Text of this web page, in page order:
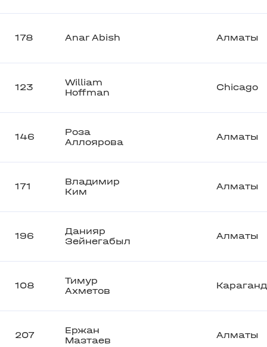
178 Anar Abish Алматы
123
William
Hoffman
Chicago
146
Роза
Аллоярова
Алматы
171
Владимир
Ким
Алматы
196
Данияр
Зейнегабыл
Алматы
108
Тимур
Ахметов
207
Ержан
Мазтаев
Алматы